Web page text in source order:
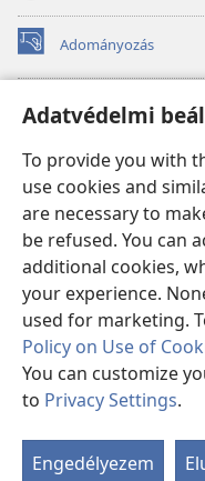
Adatvédelmi
To provide you with
use cookies and
are necessary to
be refused. You can
additional cookies,
your experience.
used for marketing.
Policy on Use of
You can customize
to Privacy Settings.
Engedélyezem
Adományozás
(opens
new
Őrtorony ONLINE
(opens
window)JW Hub
(opens
new
window)JW Library
Watchtower Library
Copyright© 2026 Watch
FELHASZNÁLÁSI